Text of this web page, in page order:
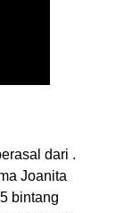
dari .
Joanita
bintang